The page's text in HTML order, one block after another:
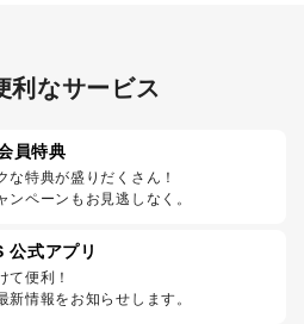
利なサービス
員特典
な特典が盛りだくさん！
ンペーンもお見逃しなく。
公式アプリ
て便利！
新情報をお知らせします。